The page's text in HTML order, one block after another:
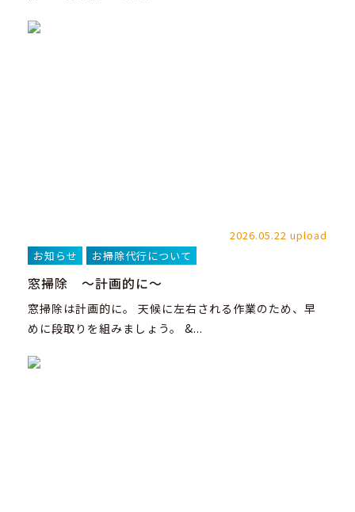
2026.05.22 upload
お知らせ
お掃除代行について
窓掃除 ～計画的に～
窓掃除は計画的に。 天候に左右される作業のため、早
めに段取りを組みましょう。 &...